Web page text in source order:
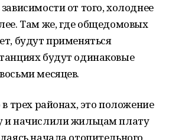
от того, холоднее
Там же, где общедомовых
будут применяться
будут одинаковые
месяцев.
трех районах, это положение
и начислили жильцам плату